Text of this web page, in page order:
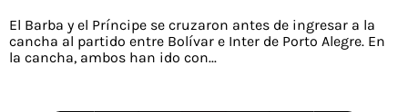
El Barba y el Príncipe se cruzaron antes de ingresar a la
cancha al partido entre Bolívar e Inter de Porto Alegre. En
la cancha, ambos han ido con...